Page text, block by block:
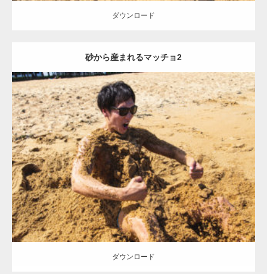
ダウンロード
砂から産まれるマッチョ2
Update:2021.07.8
Category:海のマッチョ オレンジの人 AKIHITO(細マッチョ)
ダウンロード
ダウンロード